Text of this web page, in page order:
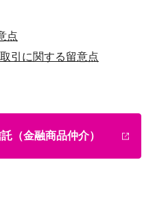
点
引に関する留意点
（金融商品仲介）